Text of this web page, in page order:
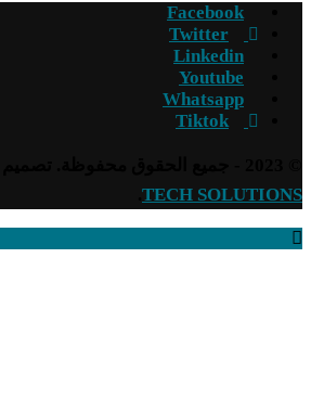
Facebook
Twitter
Linkedin
Youtube
Whatsapp
Tiktok
TECH SOLUTIONS